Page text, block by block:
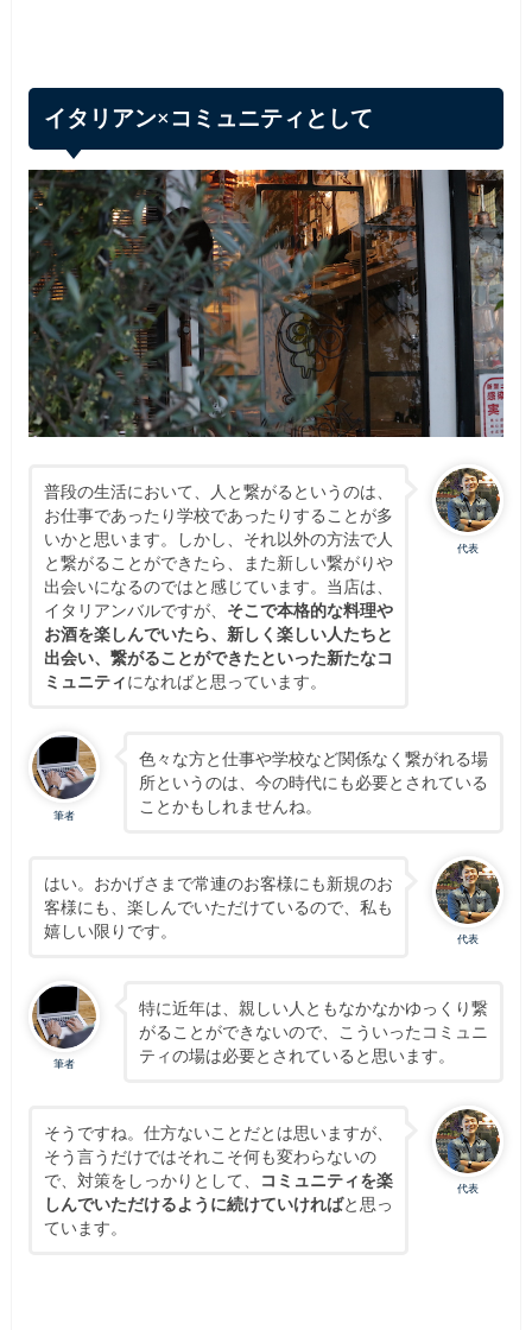
イタリアン×コミュニティとして
代表
普段の生活において、人と繋がるというのは、
お仕事であったり学校であったりすることが多
いかと思います。しかし、それ以外の方法で人
と繋がることができたら、また新しい繋がりや
出会いになるのではと感じています。当店は、
イタリアンバルですが、 そこで本格的な料理や
お酒を楽しんでいたら、新しく楽しい人たちと
出会い、繋がることができたといった新たなコ
ミュニティになればと思っています。
筆者
色々な方と仕事や学校など関係なく繋がれる場
所というのは、今の時代にも必要とされている
ことかもしれませんね。
代表
はい。おかげさまで常連のお客様にも新規のお
客様にも、楽しんでいただけているので、私も
嬉しい限りです。
筆者
特に近年は、親しい人ともなかなかゆっくり繋
がることができないので、こういったコミュニ
ティの場は必要とされていると思います。
代表
そうですね。仕方ないことだとは思いますが、
そう言うだけではそれこそ何も変わらないの
で、対策をしっかりとして、
コミュニティを楽
しんでいただけるように続けていければと思っ
ています。